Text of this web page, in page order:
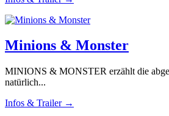
Minions & Monster
MINIONS & MONSTER erzählt die
natürlich...
Infos & Trailer →